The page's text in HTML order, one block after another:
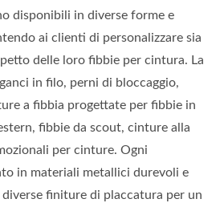
disponibili in diverse forme e
ai clienti di personalizzare sia
delle loro fibbie per cintura. La
in filo, perni di bloccaggio,
a fibbia progettate per fibbie in
fibbie da scout, cinture alla
per cinture. Ogni
in materiali metallici durevoli e
diverse finiture di placcatura per un